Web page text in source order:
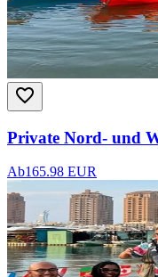
Private Nord- und
Ab165.98 EUR